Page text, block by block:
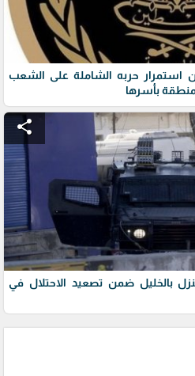
استمرار حربه الشاملة على الشعب
بأسرها
share
بالخليل ضمن تصعيد الاحتلال في